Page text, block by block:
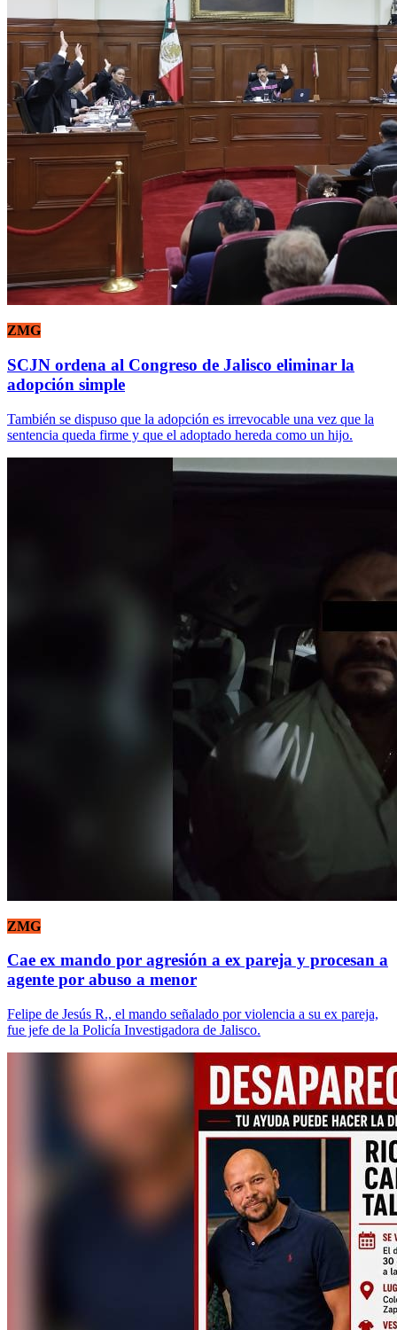
ZMG
SCJN ordena al Congreso de Jalisco eliminar la
adopción simple
También se dispuso que la adopción es irrevocable una vez que la
sentencia queda firme y que el adoptado hereda como un hijo.
ZMG
Cae ex mando por agresión a ex pareja y procesan a
agente por abuso a menor
Felipe de Jesús R., el mando señalado por violencia a su ex pareja,
fue jefe de la Policía Investigadora de Jalisco.